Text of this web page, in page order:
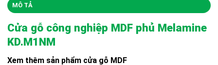
MÔ TẢ
Cửa gỗ công nghiệp MDF phủ Melamine
KD.M1NM
Xem thêm sản phẩm cửa gỗ MDF